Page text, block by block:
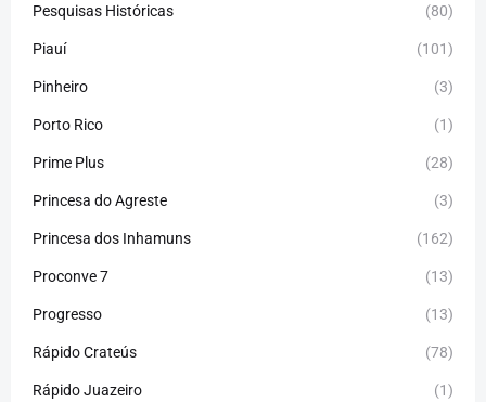
Pesquisas Históricas (80)
Piauí (101)
Pinheiro (3)
Porto Rico (1)
Prime Plus (28)
Princesa do Agreste (3)
Princesa dos Inhamuns (162)
Proconve 7 (13)
Progresso (13)
Rápido Crateús (78)
Rápido Juazeiro (1)